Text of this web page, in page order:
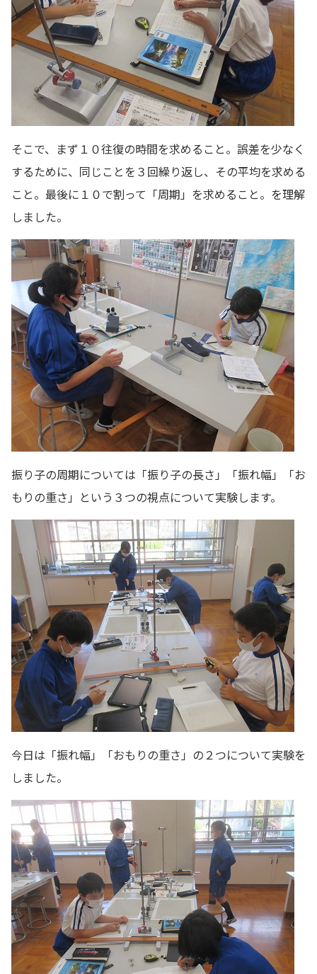
そこで、まず１０往復の時間を求めること。誤差を少なく
するために、同じことを３回繰り返し、その平均を求める
こと。最後に１０で割って「周期」を求めること。を理解
しました。
振り子の周期については「振り子の長さ」「振れ幅」「お
もりの重さ」という３つの視点について実験します。
今日は「振れ幅」「おもりの重さ」の２つについて実験を
しました。